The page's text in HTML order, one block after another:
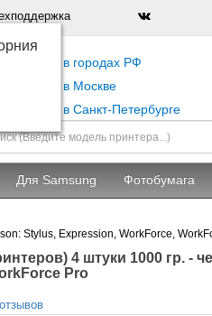
в городах РФ
в Москве
в Санкт-Петербурге
Для Samsung Фотобумага
Stylus, Expression, WorkForce,
4 штуки 1000 гр. -
Pro